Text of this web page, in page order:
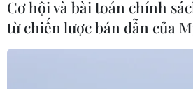
trường tín chỉ carbon rừng
08/08/2026 06:50
Cơ hội và bài toán chính
từ chiến lược bán dẫn của